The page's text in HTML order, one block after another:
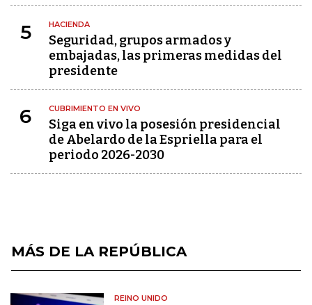
5 HACIENDA
Seguridad, grupos armados y
embajadas, las primeras medidas del
presidente
6 CUBRIMIENTO EN VIVO
Siga en vivo la posesión presidencial
de Abelardo de la Espriella para el
periodo 2026-2030
MÁS DE LA REPÚBLICA
REINO UNIDO